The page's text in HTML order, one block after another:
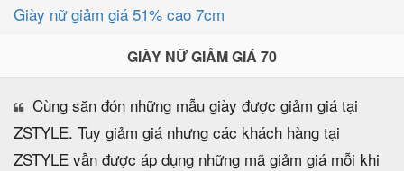
Giày nữ giảm giá 51% cao 7cm
GIÀY NỮ GIẢM GIÁ 70
Cùng săn đón những mẫu giày được giảm giá tại
ZSTYLE. Tuy giảm giá nhưng các khách hàng tại
ZSTYLE vẫn được áp dụng những mã giảm giá mỗi khi